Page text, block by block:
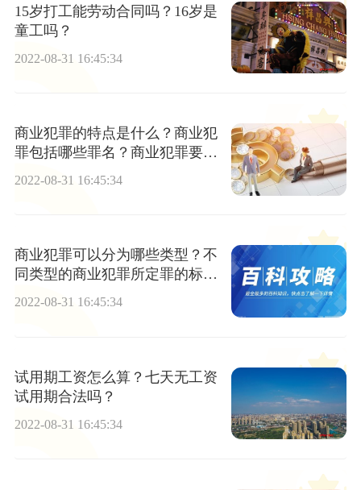
15岁打工能劳动合同吗？16岁是
童工吗？
2022-08-31 16:45:34
商业犯罪的特点是什么？商业犯
罪包括哪些罪名？商业犯罪要判
2022-08-31 16:45:34
商业犯罪可以分为哪些类型？不
同类型的商业犯罪所定罪的标准
是什么？
2022-08-31 16:45:34
试用期工资怎么算？七天无工资
试用期合法吗？
2022-08-31 16:45:34